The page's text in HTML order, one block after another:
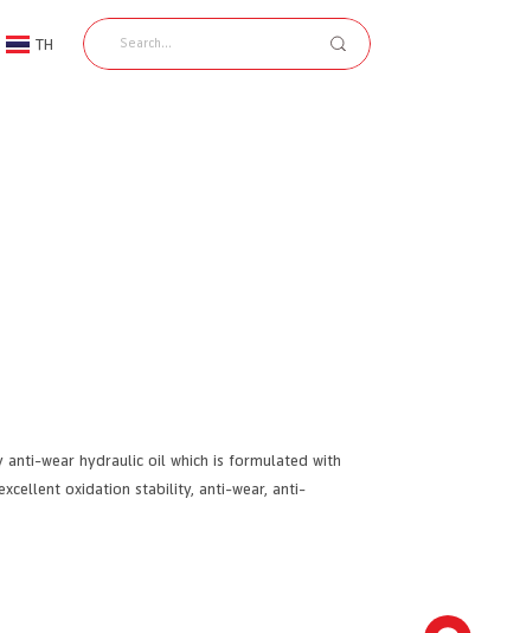
TH
EN
anti-wear hydraulic oil which is formulated with
oxidation stability, anti-wear, anti-